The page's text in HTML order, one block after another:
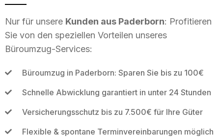
Nur für unsere Kunden aus Paderborn: Profitieren
Sie von den speziellen Vorteilen unseres
Büroumzug-Services:
Büroumzug in Paderborn: Sparen Sie bis zu 100€
Schnelle Abwicklung garantiert in unter 24 Stunden
Versicherungsschutz bis zu 7.500€ für Ihre Güter
Flexible & spontane Terminvereinbarungen möglich